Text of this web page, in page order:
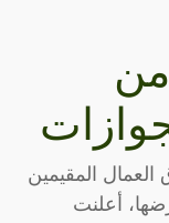
المقيمين
أعلنت